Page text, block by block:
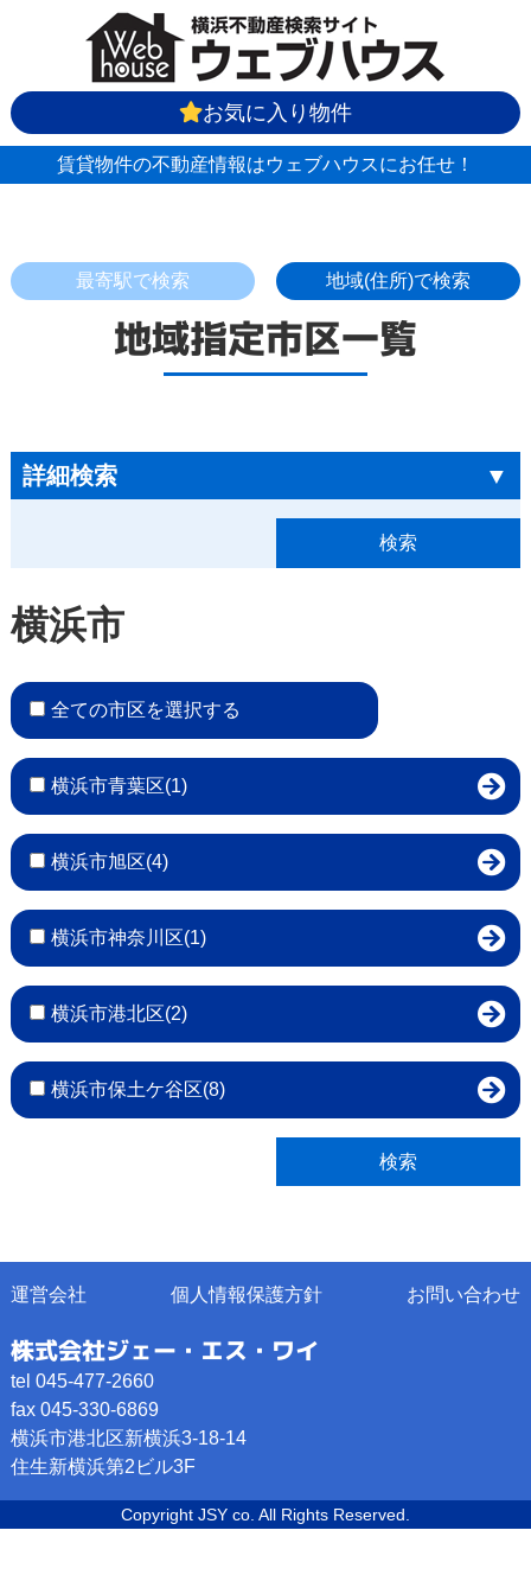
お気に入り物件
賃貸物件の不動産情報はウェブハウスにお任せ！
最寄駅で検索 地域(住所)で検索
地域指定市区一覧
詳細検索 ▼
横浜市
全ての市区を選択する
横浜市青葉区(1)
横浜市旭区(4)
横浜市神奈川区(1)
横浜市港北区(2)
横浜市保土ケ谷区(8)
運営会社 個人情報保護方針 お問い合わせ
株式会社ジェー・エス・ワイ
tel 045-477-2660
fax 045-330-6869
横浜市港北区新横浜3-18-14
住生新横浜第2ビル3F
Copyright JSY co. All Rights Reserved.